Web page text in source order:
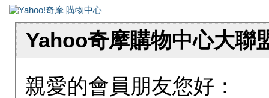
Yahoo奇摩購物中心大聯
親愛的會員朋友您好：